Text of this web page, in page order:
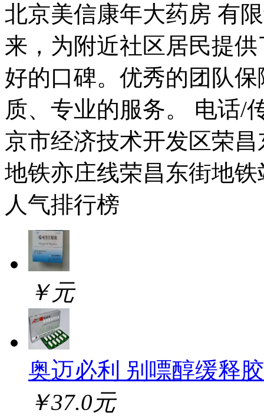
北京美信康年大药房 有
来，为附近社区居民提
好的口碑。优秀的团队
质、专业的服务。 电话/
京市经济技术开发区荣
地铁亦庄线荣昌东街地
人气排行榜
￥元
奥迈必利 别嘌醇缓释
￥37.0元